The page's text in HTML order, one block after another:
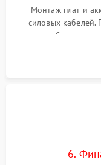
Монтаж плат и
силовых
калибровки
срабатывания
6.